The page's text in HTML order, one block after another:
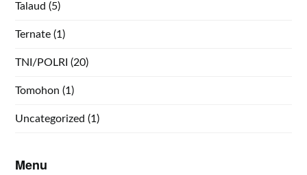
Talaud (5)
Ternate (1)
TNI/POLRI (20)
Tomohon (1)
Uncategorized (1)
Menu